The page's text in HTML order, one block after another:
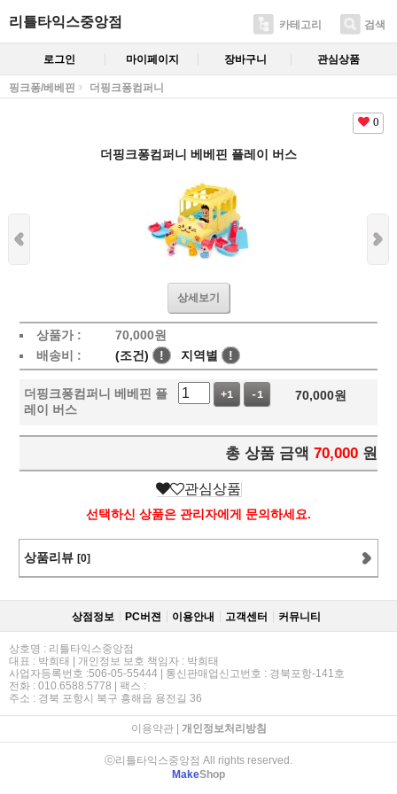
리틀타익스중앙점 카테고리 검색
로그인 마이페이지 장바구니 관심상품
핑크퐁/베베핀 더핑크퐁컴퍼니
0
더핑크퐁컴퍼니 베베핀 플레이 버스
상세보기
상품가 : 70,000원
배송비 :
(조건) ! 지역별 !
더핑크퐁컴퍼니 베베핀 플
레이 버스
+1 -1 70,000원
총 상품 금액 70,000 원
관심상품
선택하신 상품은 관리자에게 문의하세요.
상품리뷰 [0]
상점정보 PC버젼 이용안내 고객센터 커뮤니티
상호명 : 리틀타익스중앙점
대표 : 박희태 | 개인정보 보호 책임자 : 박희태
사업자등록번호 :506-05-55444 | 통신판매업신고번호 : 경북포항-141호
전화 : 010.6588.5778 | 팩스 :
주소 : 경북 포항시 북구 흥해읍 용전길 36
이용약관| 개인정보처리방침
ⓒ리틀타익스중앙점 All rights reserved.
MakeShop